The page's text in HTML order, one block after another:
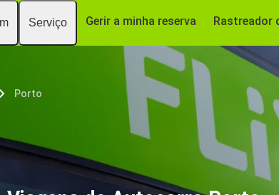
Serviço Gerir a minha reserva Rastreador
Porto